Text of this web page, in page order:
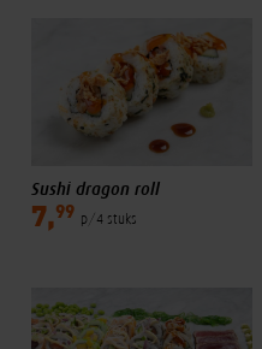
Sushi dragon roll
7,99 p/4 stuks